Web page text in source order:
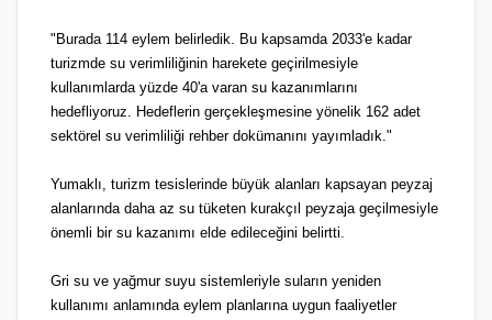
"Burada 114 eylem belirledik. Bu kapsamda 2033'e kadar
turizmde su verimliliğinin harekete geçirilmesiyle
kullanımlarda yüzde 40'a varan su kazanımlarını
hedefliyoruz. Hedeflerin gerçekleşmesine yönelik 162 adet
sektörel su verimliliği rehber dokümanını yayımladık."
Yumaklı, turizm tesislerinde büyük alanları kapsayan peyzaj
alanlarında daha az su tüketen kurakçıl peyzaja geçilmesiyle
önemli bir su kazanımı elde edileceğini belirtti.
Gri su ve yağmur suyu sistemleriyle suların yeniden
kullanımı anlamında eylem planlarına uygun faaliyetler